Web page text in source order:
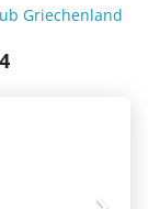
Griechenland